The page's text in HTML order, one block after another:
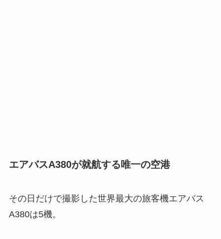
エアバスA380が就航する唯一の空港
その日だけで撮影した世界最大の旅客機エアバス
A380は5機。